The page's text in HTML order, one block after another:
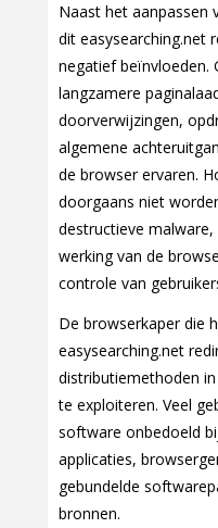
Naast het aanpassen
dit easysearching.net
negatief beïnvloeden.
langzamere
doorverwijzingen,
algemene
de browser ervaren.
doorgaans niet
destructieve
werking van de
controle van
De browserkaper die
easysearching.net
distributiemethoden
te exploiteren. Veel
software onbedoeld
applicaties,
gebundelde
bronnen.